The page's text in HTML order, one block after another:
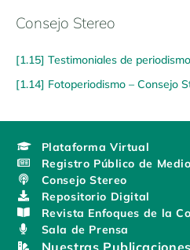
Consejo Stereo
[1.15] Testimoniales de
[1.14] Fotoperiodismo – Consejo
Plataforma Virtual
Registro Público de
Consejo Stereo
Repositorio Digital
Revista Enfoques de la
Sala de Prensa
Nuestras Publicaciones